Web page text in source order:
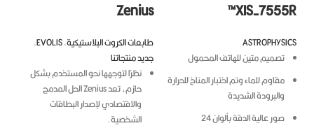
XIS-
تصميم متين للهاتف المحمول
مقاوم للماء وتم اختبار المناخ للحرارة
والبرودة الشديدة
صور عالية الدقة بألوان 24
Zenius
طابعات الكروت البلاستيكية,
EVOLIS
,
جديد منتجاتنا
نظرًا لتوجهها نحو المستخدم بشكل
حازم، تعد Zenius الحل المدمج
والاقتصادي لإصدار البطاقات
الشخصية.